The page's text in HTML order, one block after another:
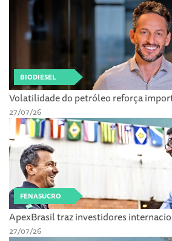
BIODIESEL
Volatilidade do petróleo reforça
27/07/26
FENASUCRO
ApexBrasil traz investidores
27/07/26